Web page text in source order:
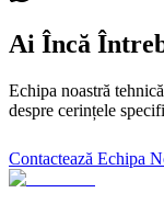
Ai Încă
Echipa noastră
despre cerințele
Contactează Echipa